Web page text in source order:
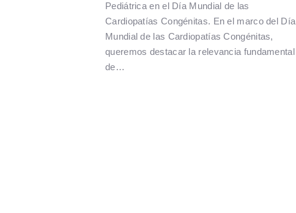
Pediátrica en el Día Mundial de las
Cardiopatías Congénitas. En el marco del Día
Mundial de las Cardiopatías Congénitas,
queremos destacar la relevancia fundamental
de…